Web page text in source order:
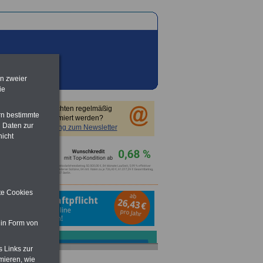
Sie möchten regelmäßig
informiert werden?
Anmeldung zum Newsletter
zweier
bestimmte
Daten zur
Cookies
Form von
Links zur
wie